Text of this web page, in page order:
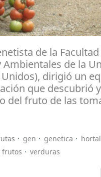
de la
de la
dirigió un
que descubrió
del fruto de las
gen genetica
frutos verduras